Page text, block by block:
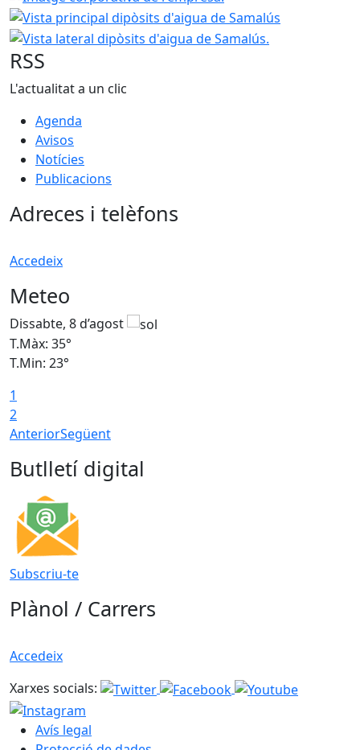
RSS
L'actualitat a un clic
Agenda
Avisos
Notícies
Publicacions
Adreces i telèfons
Accedeix
Meteo
Dissabte, 8 d’agost
T.Màx: 35°
T.Min: 23°
1
2
AnteriorSegüent
Butlletí digital
Subscriu-te
Plànol / Carrers
Accedeix
Xarxes socials:
Avís legal